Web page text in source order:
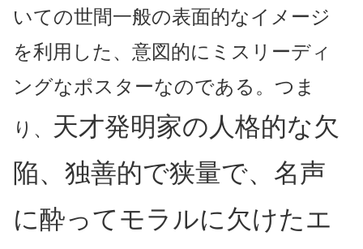
いての世間一般の表面的なイメージ
を利用した、意図的にミスリーディ
ングなポスターなのである。つま
り、 天才発明家の人格的な欠
陥、独善的で狭量で、名声
に酔ってモラルに欠けたエ